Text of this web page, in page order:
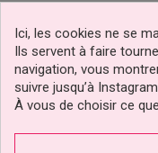
Prix
2,69 €
Ajouter au
Ici, les cookies ne se
Ils servent à faire
navigation, vous
suivre jusqu’à Instagram.
À vous de choisir ce